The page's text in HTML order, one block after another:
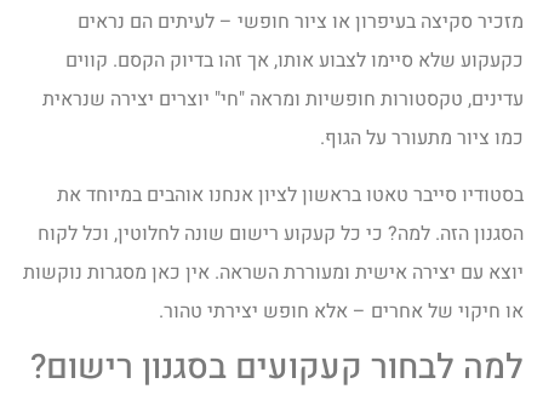
מזכיר סקיצה בעיפרון או ציור חופשי – לעיתים הם נראים
כקעקוע שלא סיימו לצבוע אותו, אך זהו בדיוק הקסם. קווים
עדינים, טקסטורות חופשיות ומראה "חי" יוצרים יצירה שנראית
כמו ציור מתעורר על הגוף.
בסטודיו סייבר טאטו בראשון לציון אנחנו אוהבים במיוחד את
הסגנון הזה. למה? כי כל קעקוע רישום שונה לחלוטין, וכל לקוח
יוצא עם יצירה אישית ומעוררת השראה. אין כאן מסגרות נוקשות
או חיקוי של אחרים – אלא חופש יצירתי טהור.
למה לבחור קעקועים בסגנון רישום?